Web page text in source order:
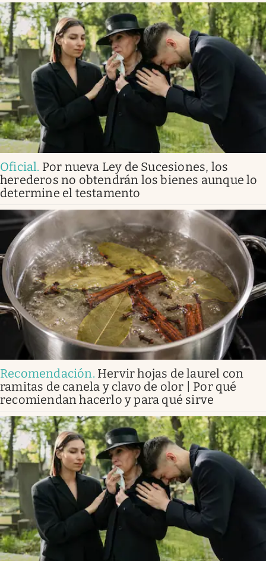
Oficial. Por nueva Ley de Sucesiones, los
herederos no obtendrán los bienes aunque lo
determine el testamento
Recomendación. Hervir hojas de laurel con
ramitas de canela y clavo de olor | Por qué
recomiendan hacerlo y para qué sirve